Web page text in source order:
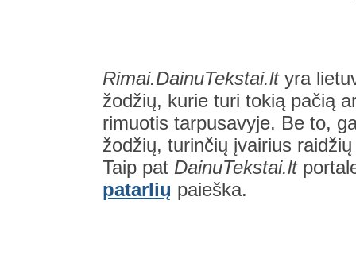
Rimai.DainuTekstai.ltyra
žodžių, kurie turi tokią pačią
rimuotis tarpusavyje. Be to,
žodžių, turinčių įvairius
Taip pat DainuTekstai.lt
patarlių paieška.